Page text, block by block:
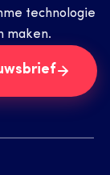
technologie
maken.